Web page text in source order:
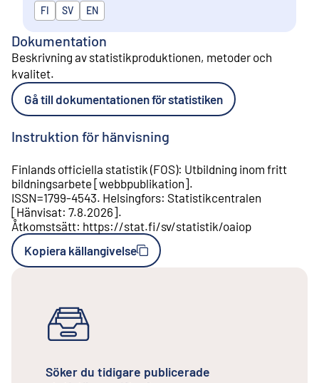
Publiceras på
FI SV EN
Dokumentation
Beskrivning av statistikproduktionen, metoder och
kvalitet.
Gå till dokumentationen för statistiken
Instruktion för hänvisning
Finlands officiella statistik (FOS): Utbildning inom fritt
bildningsarbete [webbpublikation].
ISSN=1799-4543. Helsingfors: Statistikcentralen
[Hänvisat: 7.8.2026].
Åtkomstsätt: https://stat.fi/sv/statistik/oaiop
Kopiera källangivelse
Söker du tidigare publicerade